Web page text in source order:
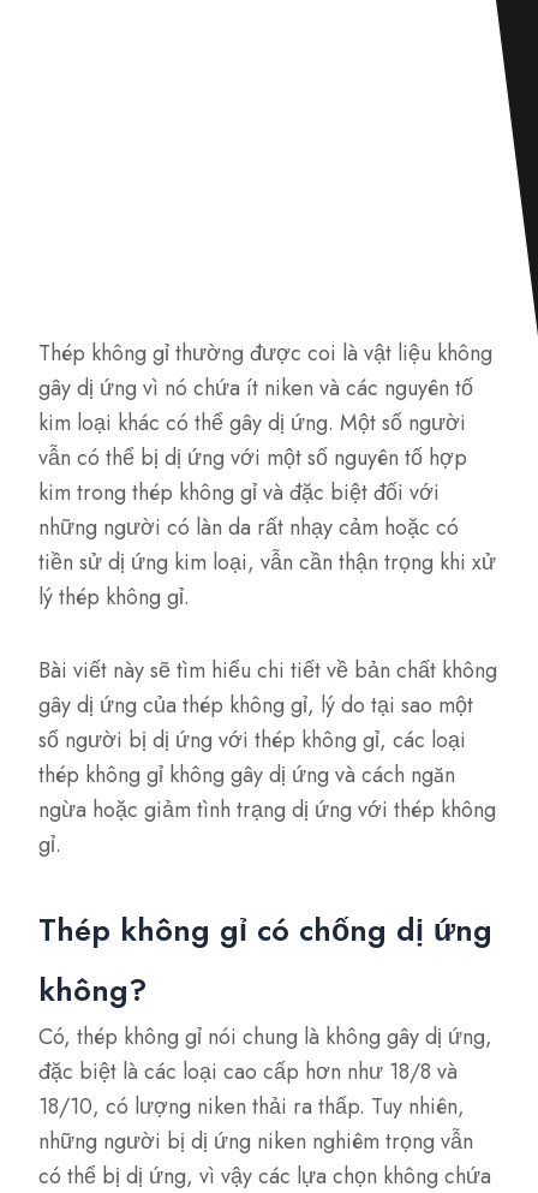
Thép không gỉ thường được coi là vật liệu không
gây dị ứng vì nó chứa ít niken và các nguyên tố
kim loại khác có thể gây dị ứng. Một số người
vẫn có thể bị dị ứng với một số nguyên tố hợp
kim trong thép không gỉ và đặc biệt đối với
những người có làn da rất nhạy cảm hoặc có
tiền sử dị ứng kim loại, vẫn cần thận trọng khi xử
lý thép không gỉ.
Bài viết này sẽ tìm hiểu chi tiết về bản chất không
gây dị ứng của thép không gỉ, lý do tại sao một
số người bị dị ứng với thép không gỉ, các loại
thép không gỉ không gây dị ứng và cách ngăn
ngừa hoặc giảm tình trạng dị ứng với thép không
gỉ.
Thép không gỉ có chống dị ứng
không?
Có, thép không gỉ nói chung là không gây dị ứng,
đặc biệt là các loại cao cấp hơn như 18/8 và
18/10, có lượng niken thải ra thấp. Tuy nhiên,
những người bị dị ứng niken nghiêm trọng vẫn
có thể bị dị ứng, vì vậy các lựa chọn không chứa